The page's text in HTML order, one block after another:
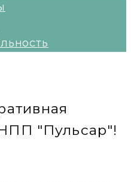
"Пульсар"!